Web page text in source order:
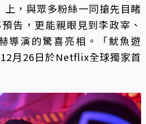
上，與眾多粉絲一同搶先目睹
告，更能親眼見到李政宰、
導演的驚喜亮相。「魷魚遊
月26日於Netflix全球獨家首